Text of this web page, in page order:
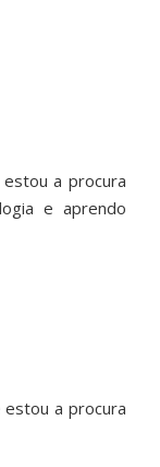
a procura
e aprendo
estou a procura